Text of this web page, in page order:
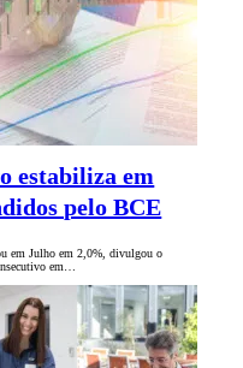
estabiliza em
pelo BCE
em Julho em 2,0%, divulgou o
em…